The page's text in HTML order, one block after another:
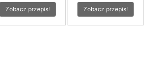
Zobacz przepis! Zobacz przepis!